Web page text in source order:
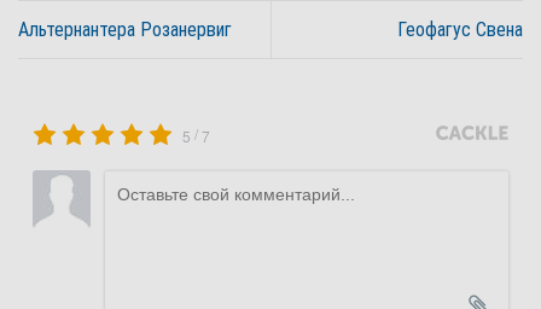
Альтернантера Розанервиг Геофагус Свена
5 /7